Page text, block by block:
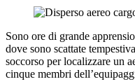
Sono ore di grande
dove sono scattate
soccorso per localizzare un
cinque membri